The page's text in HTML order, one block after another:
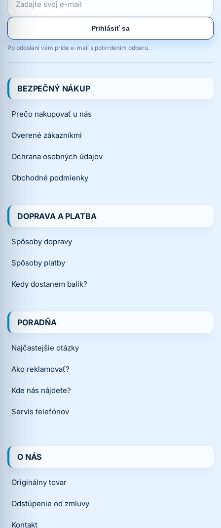
Prihlásiť sa
Po odoslaní vám príde e-mail s potvrdením odberu.
BEZPEČNÝ NÁKUP
Prečo nakupovať u nás
Overené zákazníkmi
Ochrana osobných údajov
Obchodné podmienky
DOPRAVA A PLATBA
Spôsoby dopravy
Spôsoby platby
Kedy dostanem balík?
PORADŇA
Najčastejšie otázky
Ako reklamovať?
Kde nás nájdete?
Servis telefónov
O NÁS
Originálny tovar
Odstúpenie od zmluvy
Kontakt